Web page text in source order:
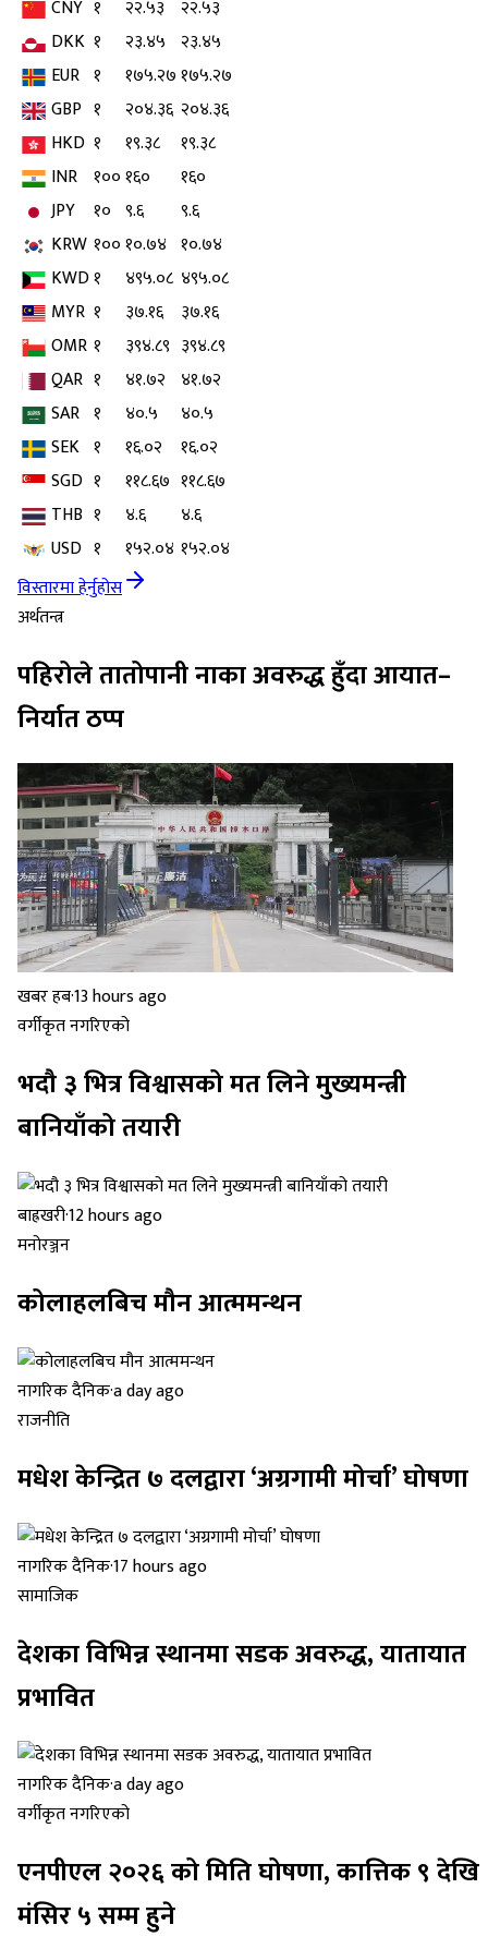
CNY १ २२.५३
२२.५३
DKK १ २३.४५ २३.४५
EUR १ १७५.२७१७५.२७
GBP १ २०४.३६ २०४.३६
HKD १ १९.३८
१९.३८
INR १००१६०
१६०
JPY
१० ९.६
९.६
KRW १००१०.७४ १०.७४
KWD१ ४९५.०८ ४९५.०८
MYR १ ३७.१६
३७.१६
OMR १ ३९४.८९ ३९४.८९
QAR १ ४१.७२ ४१.७२
SAR १ ४०.५
४०.५
SEK १ १६.०२
१६.०२
SGD १ ११८.६७ ११८.६७
THB १ ४.६
४.६
USD १ १५२.०४ १५२.०४
विस्तारमा हेर्नुहोस
अर्थतन्त्र
पहिरोले तातोपानी नाका अवरुद्ध हुँदा आयात–
निर्यात ठप्प
खबर हब·13 hours ago
वर्गीकृत नगरिएको
भदौ ३ भित्र विश्वासको मत लिने मुख्यमन्त्री
बानियाँको तयारी
बाह्रखरी·12 hours ago
मनोरञ्जन
कोलाहलबिच मौन आत्ममन्थन
नागरिक दैनिक·a day ago
राजनीति
मधेश केन्द्रित ७ दलद्वारा ‘अग्रगामी मोर्चा’ घोषणा
नागरिक दैनिक·17 hours ago
सामाजिक
देशका विभिन्न स्थानमा सडक अवरुद्ध, यातायात
प्रभावित
नागरिक दैनिक·a day ago
वर्गीकृत नगरिएको
एनपीएल २०२६ को मिति घोषणा, कात्तिक ९ देखि
मंसिर ५ सम्म हुने